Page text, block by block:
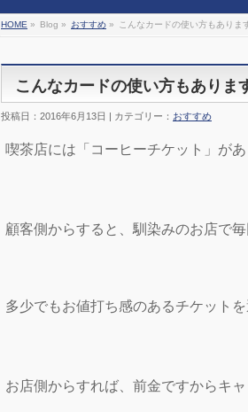
HOME » Blog » おすすめ » こんなカードの使い方もありま
こんなカードの使い方もありま
投稿日：2016年6月13日 | カテゴリー： おすすめ
喫茶店には「コーヒーチケット」があ
顧客側からすると、馴染みのお店で毎
多少でもお値打ち感のあるチケットを
お店側からすれば、前金ですからキ